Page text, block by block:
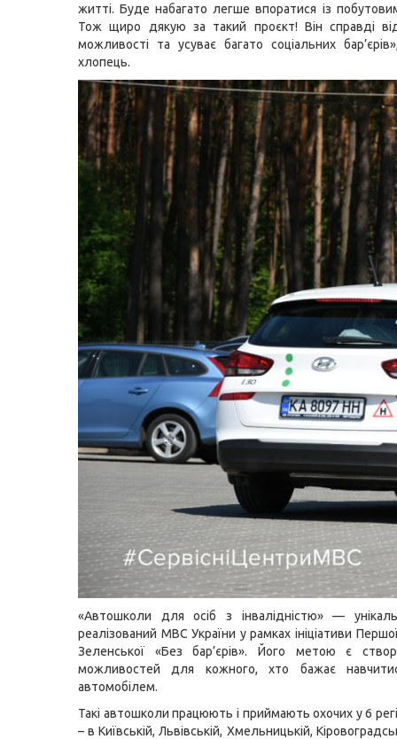
житті. Буде набагато легше впоратися із
Тож щиро дякую за такий проєкт! Він справді
можливості та усуває багато соціальних
хлопець.
«Автошколи для осіб з інвалідністю» —
реалізований МВС України у рамках ініціативи
Зеленської «Без бар’єрів». Його метою є
можливостей для кожного, хто бажає
автомобілем.
Такі автошколи працюють і приймають охочих у 6
– в Київській, Львівській, Хмельницькій,